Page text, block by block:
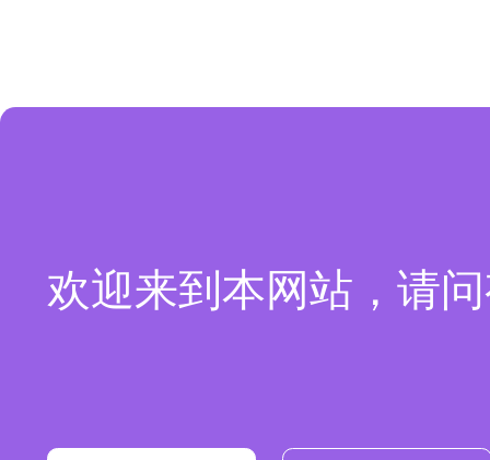
欢迎来到本网站，请